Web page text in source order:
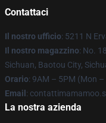
Contattaci
Il nostro ufficio: 5211 N
Il nostro magazzino: No.
Sichuan, Baotou City,
Orario: 9AM – 5PM (Mon –
Email :
La nostra azienda